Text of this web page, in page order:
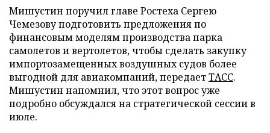
Мишустин поручил главе Ростеха Сергею
Чемезову подготовить предложения по
финансовым моделям производства парка
самолетов и вертолетов, чтобы сделать закупку
импортозамещенных воздушных судов более
выгодной для авиакомпаний, передаетТАСС.
Мишустин напомнил, что этот вопрос уже
подробно обсуждался на стратегической сессии в
июле.